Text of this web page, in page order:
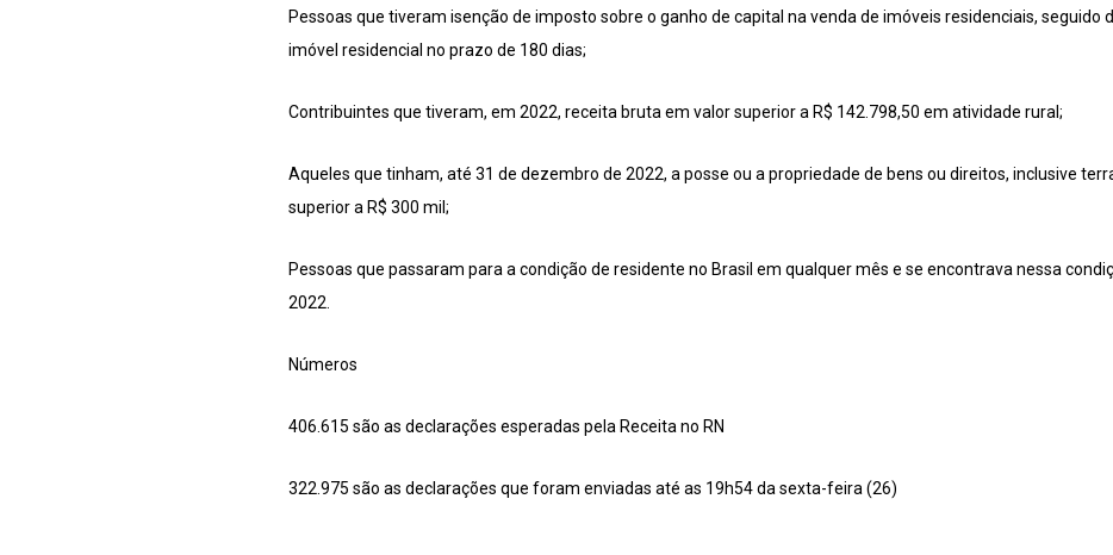
Pessoas que tiveram isenção de imposto sobre o ganho de capital na venda de imóveis residenciais, seguido
imóvel residencial no prazo de 180 dias;
Contribuintes que tiveram, em 2022, receita bruta em valor superior a R$ 142.798,50 em atividade rural;
Aqueles que tinham, até 31 de dezembro de 2022, a posse ou a propriedade de bens ou direitos, inclusive
superior a R$ 300 mil;
Pessoas que passaram para a condição de residente no Brasil em qualquer mês e se encontrava nessa
2022.
Números
406.615 são as declarações esperadas pela Receita no RN
322.975 são as declarações que foram enviadas até as 19h54 da sexta-feira (26)